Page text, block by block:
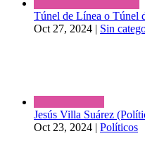
Túnel de Línea o Túnel
Oct 27, 2024 | Sin
Jesús Villa Suárez
Oct 23, 2024 | Políticos